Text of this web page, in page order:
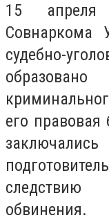
15 апреля
Совнаркома
судебно-
его правовая
следствию
обвинения.